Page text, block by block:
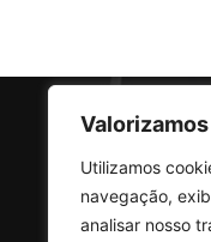
Utilizamos
navegação,
analisar nosso